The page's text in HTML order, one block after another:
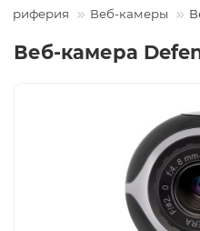
Веб-камеры
Веб-камера